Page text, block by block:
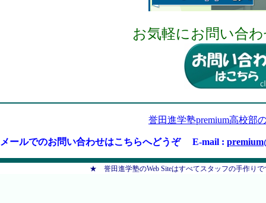
お気軽にお問い合
誉田進学塾premium高校部
メールでのお問い合わせはこちらへどうぞ E-mail :
★ 誉田進学塾のWeb Siteはすべてスタッフの手作り